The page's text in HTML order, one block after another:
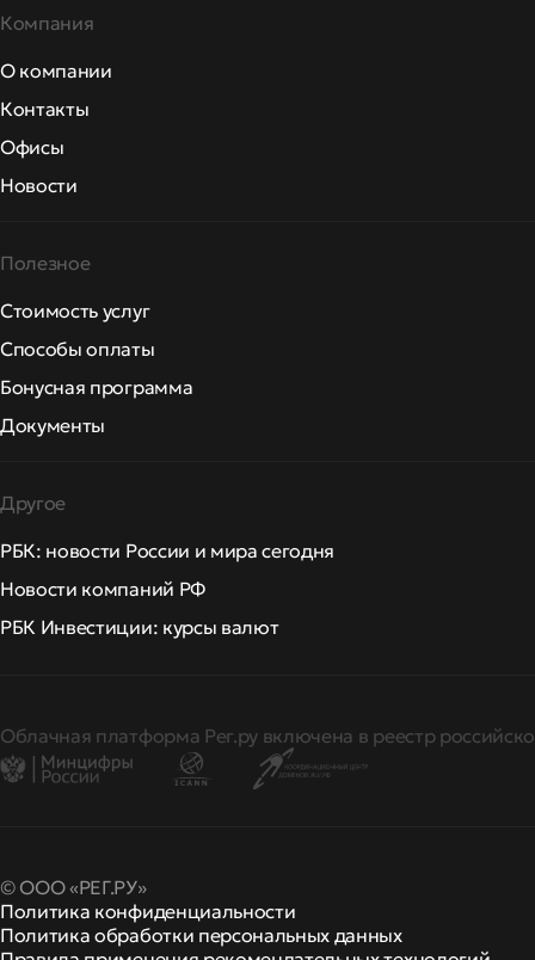
Компания
О компании
Контакты
Офисы
Новости
Полезное
Стоимость услуг
Способы оплаты
Бонусная программа
Документы
Другое
РБК: новости России и мира сегодня
Новости компаний РФ
РБК Инвестиции: курсы валют
Облачная платформа Рег.ру включена в реестр
© ООО «РЕГ.РУ»
Политика конфиденциальности
Политика обработки персональных данных